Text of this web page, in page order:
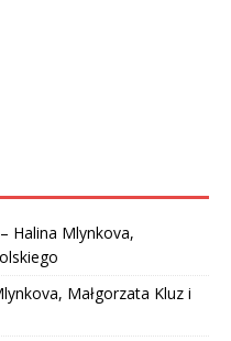
Halina Mlynkova,
Małgorzata Kluz i